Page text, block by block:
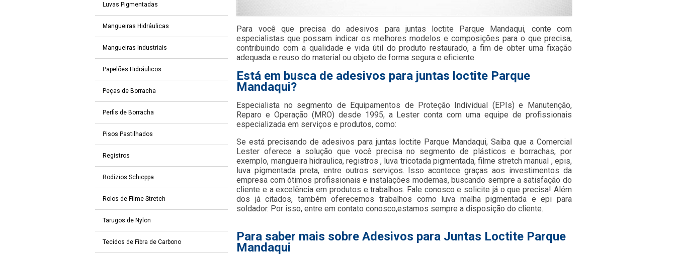
Luvas Pigmentadas
Mangueiras Hidráulicas
Mangueiras Industriais
Papelões Hidráulicos
Peças de Borracha
Perfis de Borracha
Pisos Pastilhados
Registros
Rodízios Schioppa
Rolos de Filme Stretch
Tarugos de Nylon
Tecidos de Fibra de Carbono
Para você que precisa do adesivos para juntas loctite Parque Mandaqui, conte com
especialistas que possam indicar os melhores modelos e composições para o que precisa,
contribuindo com a qualidade e vida útil do produto restaurado, a fim de obter uma fixação
adequada e reuso do material ou objeto de forma segura e eficiente.
Está em busca de adesivos para juntas loctite Parque
Mandaqui?
Especialista no segmento de Equipamentos de Proteção Individual (EPIs) e Manutenção,
Reparo e Operação (MRO) desde 1995, a Lester conta com uma equipe de profissionais
especializada em serviços e produtos, como:
Se está precisando de adesivos para juntas loctite Parque Mandaqui, Saiba que a Comercial
Lester oferece a solução que você precisa no segmento de plásticos e borrachas, por
exemplo, mangueira hidraulica, registros , luva tricotada pigmentada, filme stretch manual , epis,
luva pigmentada preta, entre outros serviços. Isso acontece graças aos investimentos da
empresa com ótimos profissionais e instalações modernas, buscando sempre a satisfação do
cliente e a excelência em produtos e trabalhos. Fale conosco e solicite já o que precisa! Além
dos já citados, também oferecemos trabalhos como luva malha pigmentada e epi para
soldador. Por isso, entre em contato conosco,estamos sempre a disposição do cliente.
Para saber mais sobre Adesivos para Juntas Loctite Parque
Mandaqui